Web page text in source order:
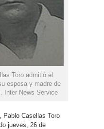
Toro admitió el
esposa y madre de
Inter News Service
Pablo Casellas Toro
jueves, 26 de